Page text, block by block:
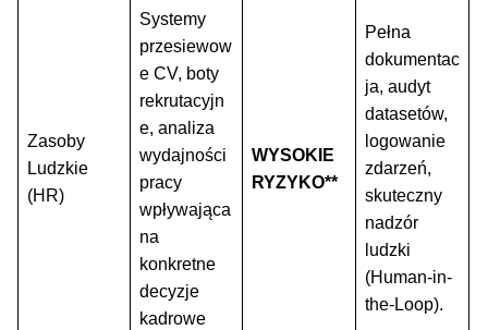
Zasoby
Ludzkie
(HR)
Systemy
przesiewow
e CV, boty
rekrutacyjn
e, analiza
wydajności
pracy
wpływająca
na
konkretne
decyzje
kadrowe
WYSOKIE
RYZYKO**
Pełna
dokumentac
ja, audyt
datasetów,
logowanie
zdarzeń,
skuteczny
nadzór
ludzki
(Human-in-
the-Loop).